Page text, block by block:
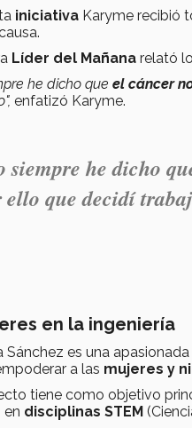
iniciativa Karyme recibió
Líder del Mañana relató
he dicho que el cáncer
enfatizó Karyme.
siempre he dicho
ello que decidí
en la ingeniería
Sánchez es una
a las mujeres y
tiene como objetivo
en disciplinas STEM